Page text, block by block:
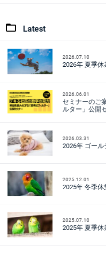
Latest
2026.07.10
2026年 夏季
2026.06.01
セミナーのご
ルター」公開
2026.03.31
2026年 ゴー
2025.12.01
2025年 冬季
2025.07.10
2025年 夏季